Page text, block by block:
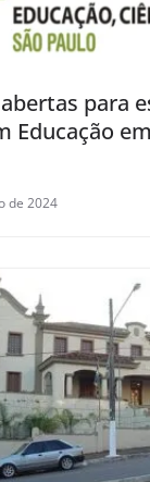
para
Educação
de 2024